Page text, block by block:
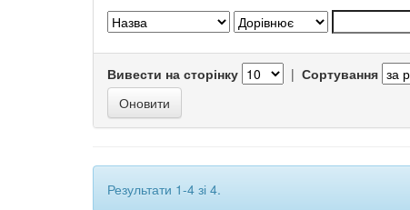
Вивести на сторінку | Сортування
Результати 1-4 зі 4.